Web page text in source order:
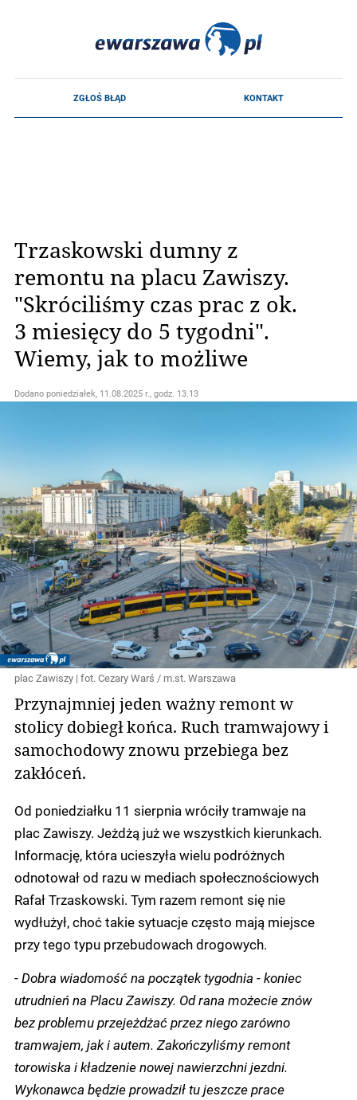
Trzaskowski dumny z
remontu na placu Zawiszy.
"Skróciliśmy czas prac z ok.
3 miesięcy do 5 tygodni".
Wiemy, jak to możliwe
Dodano poniedziałek, 11.08.2025 r., godz. 13.13
plac Zawiszy | fot. Cezary Warś / m.st. Warszawa
Przynajmniej jeden ważny remont w
stolicy dobiegł końca. Ruch tramwajowy i
samochodowy znowu przebiega bez
zakłóceń.
Od poniedziałku 11 sierpnia wróciły tramwaje na
plac Zawiszy. Jeżdżą już we wszystkich kierunkach.
Informację, która ucieszyła wielu podróżnych
odnotował od razu w mediach społecznościowych
Rafał Trzaskowski. Tym razem remont się nie
wydłużył, choć takie sytuacje często mają miejsce
przy tego typu przebudowach drogowych.
-Dobra wiadomość na początek tygodnia - koniec
utrudnień na Placu Zawiszy. Od rana możecie znów
bez problemu przejeżdżać przez niego zarówno
tramwajem, jak i autem. Zakończyliśmy remont
torowiska i kładzenie nowej nawierzchni jezdni.
Wykonawca będzie prowadził tu jeszcze prace